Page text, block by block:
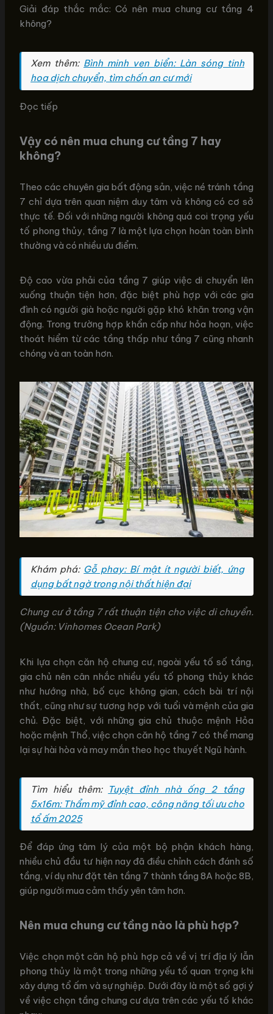
Giải đáp thắc mắc: Có nên mua chung cư tầng 4
không?
Xem thêm: Bình minh ven biển: Làn sóng tinh
hoa dịch chuyển, tìm chốn an cư mới
Đọc tiếp
Vậy có nên mua chung cư tầng 7 hay
không?
Theo các chuyên gia bất động sản, việc né tránh tầng
7 chỉ dựa trên quan niệm duy tâm và không có cơ sở
thực tế. Đối với những người không quá coi trọng yếu
tố phong thủy, tầng 7 là một lựa chọn hoàn toàn bình
thường và có nhiều ưu điểm.
Độ cao vừa phải của tầng 7 giúp việc di chuyển lên
xuống thuận tiện hơn, đặc biệt phù hợp với các gia
đình có người già hoặc người gặp khó khăn trong vận
động. Trong trường hợp khẩn cấp như hỏa hoạn, việc
thoát hiểm từ các tầng thấp như tầng 7 cũng nhanh
chóng và an toàn hơn.
Khám phá: Gỗ phay: Bí mật ít người biết, ứng
dụng bất ngờ trong nội thất hiện đại
Chung cư ở tầng 7 rất thuận tiện cho việc di chuyển.
(Nguồn: Vinhomes Ocean Park)
Khi lựa chọn căn hộ chung cư, ngoài yếu tố số tầng,
gia chủ nên cân nhắc nhiều yếu tố phong thủy khác
như hướng nhà, bố cục không gian, cách bài trí nội
thất, cũng như sự tương hợp với tuổi và mệnh của gia
chủ. Đặc biệt, với những gia chủ thuộc mệnh Hỏa
hoặc mệnh Thổ, việc chọn căn hộ tầng 7 có thể mang
lại sự hài hòa và may mắn theo học thuyết Ngũ hành.
Tìm hiểu thêm: Tuyệt đỉnh nhà ống 2 tầng
5x16m: Thẩm mỹ đỉnh cao, công năng tối ưu cho
tổ ấm 2025
Để đáp ứng tâm lý của một bộ phận khách hàng,
nhiều chủ đầu tư hiện nay đã điều chỉnh cách đánh số
tầng, ví dụ như đặt tên tầng 7 thành tầng 8A hoặc 8B,
giúp người mua cảm thấy yên tâm hơn.
Nên mua chung cư tầng nào là phù hợp?
Việc chọn một căn hộ phù hợp cả về vị trí địa lý lẫn
phong thủy là một trong những yếu tố quan trọng khi
xây dựng tổ ấm và sự nghiệp. Dưới đây là một số gợi ý
về việc chọn tầng chung cư dựa trên các yếu tố khác